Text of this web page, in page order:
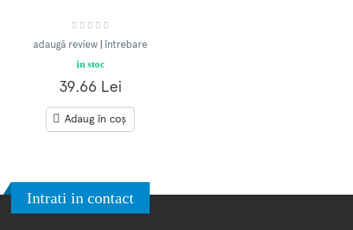
adaugă review întrebare
in stoc
39.66 Lei
Adaug în coș
Intrati in contact